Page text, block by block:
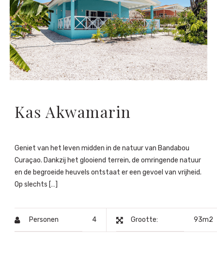
Kas Akwamarin
Geniet van het leven midden in de natuur van Bandabou
Curaçao. Dankzij het glooiend terrein, de omringende natuur
en de begroeide heuvels ontstaat er een gevoel van vrijheid.
Op slechts […]
Personen 4 Grootte: 93m2